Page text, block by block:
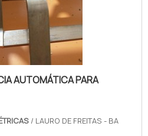
AUTOMÁTICA PARA
/ LAURO DE FREITAS - BA